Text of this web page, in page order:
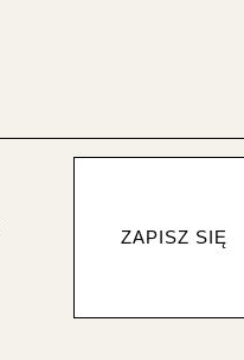
ZAPISZ SIĘ